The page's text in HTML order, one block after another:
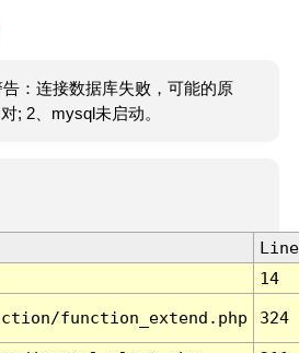
：连接数据库失败，可能的原
; 2、mysql未启动。
Line
14
function_extend.php 324